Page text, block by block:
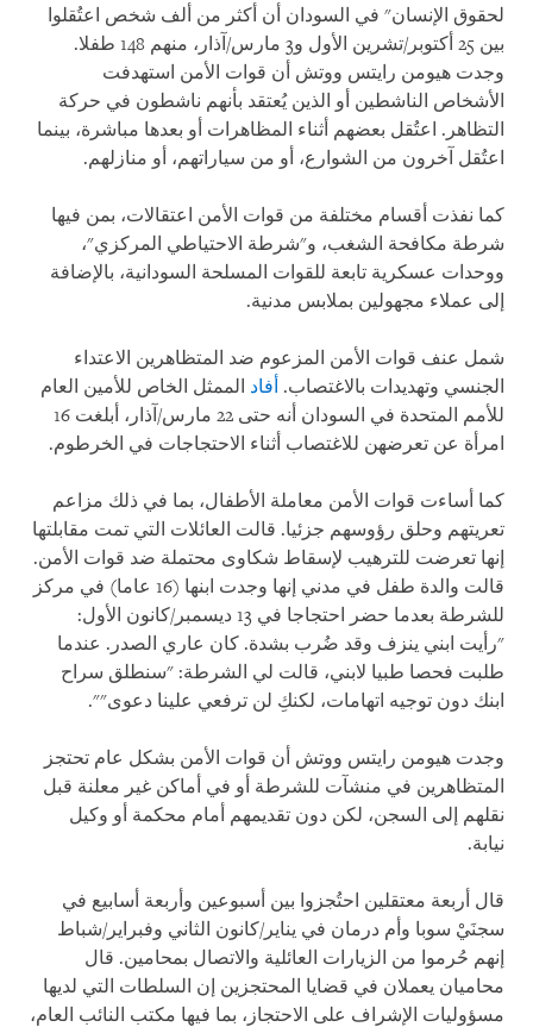
لحقوق الإنسان" في السودان أن أكثر من ألف شخص اعتُقلوا
بين 25 أكتوبر/تشرين الأول و3 مارس/آذار، منهم 148 طفلا.
وجدت هيومن رايتس ووتش أن قوات الأمن استهدفت
الأشخاص الناشطين أو الذين يُعتقد بأنهم ناشطون في حركة
التظاهر. اعتُقل بعضهم أثناء المظاهرات أو بعدها مباشرة، بينما
اعتُقل آخرون من الشوارع، أو من سياراتهم، أو منازلهم.
كما نفذت أقسام مختلفة من قوات الأمن اعتقالات، بمن فيها
شرطة مكافحة الشغب، و"شرطة الاحتياطي المركزي"،
ووحدات عسكرية تابعة للقوات المسلحة السودانية، بالإضافة
إلى عملاء مجهولين بملابس مدنية.
شمل عنف قوات الأمن المزعوم ضد المتظاهرين الاعتداء
الجنسي وتهديدات بالاغتصاب. أفاد الممثل الخاص للأمين العام
للأمم المتحدة في السودان أنه حتى 22 مارس/آذار، أبلغت 16
امرأة عن تعرضهن للاغتصاب أثناء الاحتجاجات في الخرطوم.
كما أساءت قوات الأمن معاملة الأطفال، بما في ذلك مزاعم
تعريتهم وحلق رؤوسهم جزئيا. قالت العائلات التي تمت مقابلتها
إنها تعرضت للترهيب لإسقاط شكاوى محتملة ضد قوات الأمن.
قالت والدة طفل في مدني إنها وجدت ابنها (16 عاما) في مركز
للشرطة بعدما حضر احتجاجا في 13 ديسمبر/كانون الأول:
"رأيت ابني ينزف وقد ضُرب بشدة. كان عاري الصدر. عندما
طلبت فحصا طبيا لابني، قالت لي الشرطة: "سنطلق سراح
ابنك دون توجيه اتهامات، لكنكِ لن ترفعي علينا دعوى"".
وجدت هيومن رايتس ووتش أن قوات الأمن بشكل عام تحتجز
المتظاهرين في منشآت للشرطة أو في أماكن غير معلنة قبل
نقلهم إلى السجن، لكن دون تقديمهم أمام محكمة أو وكيل
نيابة.
قال أربعة معتقلين احتُجزوا بين أسبوعين وأربعة أسابيع في
سجنَيْ سوبا وأم درمان في يناير/كانون الثاني وفبراير/شباط
إنهم حُرموا من الزيارات العائلية والاتصال بمحامين. قال
محاميان يعملان في قضايا المحتجزين إن السلطات التي لديها
مسؤوليات الإشراف على الاحتجاز، بما فيها مكتب النائب العام،